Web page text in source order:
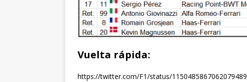
Vuelta rápida:
https://twitter.com/F1/status/1150485867062079489